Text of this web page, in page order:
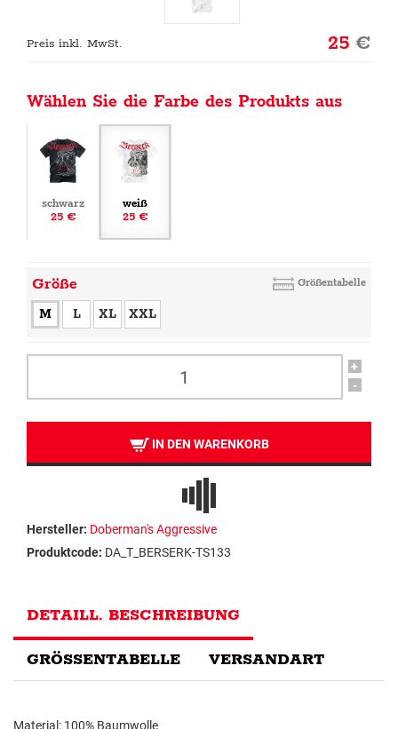
Preis inkl. MwSt. 25€
Wählen Sie die Farbe des Produkts aus
schwarz
25 €
weiß
25 €
Größe Größentabelle
M L XL XXL
+
-
IN DEN WARENKORB
Hersteller: Doberman's Aggressive
Produktcode: DA_T_BERSERK-TS133
DETAILL. BESCHREIBUNG
GRÖSSENTABELLE VERSANDART
Material: 100% Baumwolle